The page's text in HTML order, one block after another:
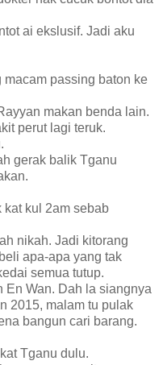
ai ekslusif. Jadi aku
passing baton ke
makan benda lain.
perut lagi teruk.
gerak balik Tganu
kat kul 2am sebab
nikah. Jadi kitorang
apa-apa yang tak
semua tutup.
En Wan. Dah la siangnya
2015, malam tu pulak
bangun cari barang.
Tganu dulu.